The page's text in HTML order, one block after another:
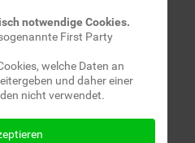
notwendige Cookies.
First Party
welche Daten an
und daher einer
nicht verwendet.